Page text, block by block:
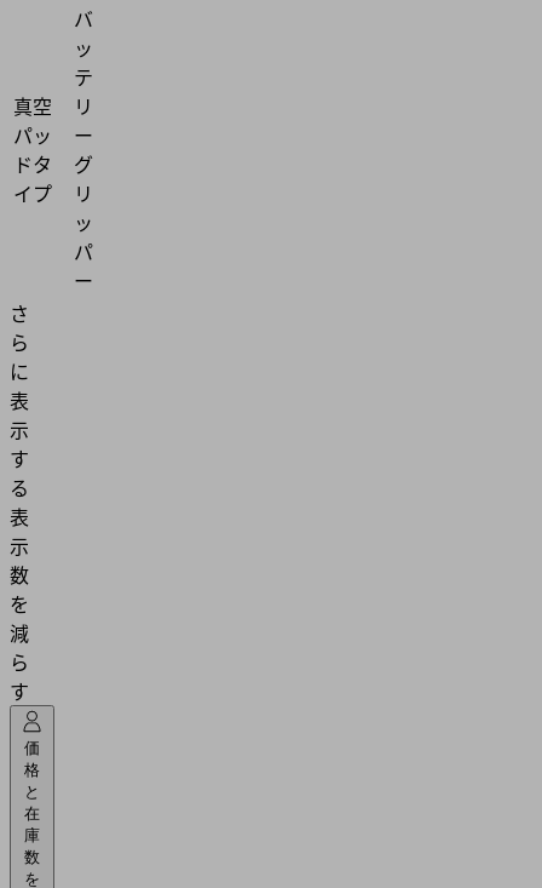
真空
パッ
ドタ
イプ
バ
ッ
テ
リ
ー
グ
リ
ッ
パ
ー
さ
ら
に
表
示
す
る
表
示
数
を
減
ら
す
価
格
と
在
庫
数
を